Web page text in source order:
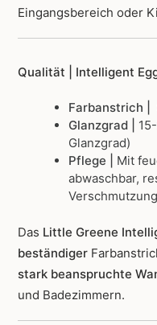
Eingangsbereich oder
Qualität | Intelligent
Farbanstrich |
Glanzgrad |
Glanzgrad)
Pflege |
Mit
abwaschbar,
Das Little Greene
beständiger
stark beanspruchte
und Badezimmern.